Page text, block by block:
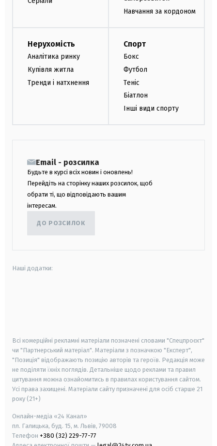
Навчання за кордоном
Нерухомість
Аналітика ринку
Купівля житла
Тренди і натхнення
Спорт
Бокс
Футбол
Теніс
Біатлон
Інші види спорту
Email - розсилка
Будьте в курсі всіх новин і оновлень!
Перейдіть на сторінку наших розсилок, щоб
обрати ті, що відповідають вашим
інтересам.
ДО РОЗСИЛОК
Наші додатки:
Всі комерційні рекламні матеріали позначені словами "Спецпроєкт"
чи "Партнерський матеріал". Матеріали з позначкою "Експерт",
"Позиція" відображають позицію авторів та героїв. Редакція може
не поділяти їхніх поглядів. Детальніше щодо реклами та правил
цитування можна ознайомитись в правилах користування сайтом.
Усі права захищені. Матеріали сайту призначені для осіб старше 21
року (21+)
Онлайн-медіа «24 Канал»
пл. Галицька, буд. 15, м. Львів, 79008
Телефон +380 (32) 229-77-77